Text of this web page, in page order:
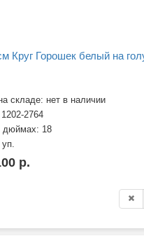
Круг Горошек белый на
складе: нет в наличии
1202-2764
дюймах: 18
уп.
р.